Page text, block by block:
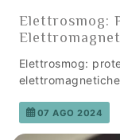
Elettrosmog:
Elettrosmog:
07 AGO 2024